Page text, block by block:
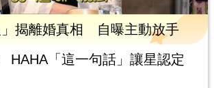
」揭離婚真相 自曝主動放手
「這一句話」讓星認定